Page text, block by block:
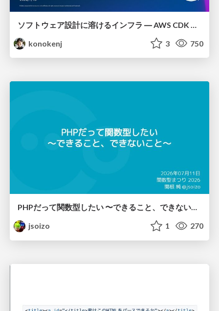
konokenj
3 750
PHPだって関数型したい 〜できること、できないこと〜 / fp-in-php
jsoizo
1 270